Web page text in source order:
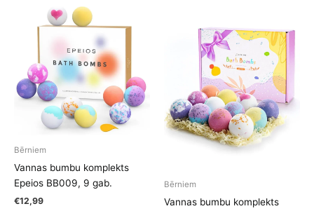
Bērniem
Vannas bumbu komplekts
Epeios BB009, 9 gab.
€12,99
Bērniem
Vannas bumbu komplekts